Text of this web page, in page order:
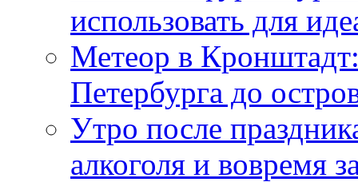
использовать для
Метеор в
Петербурга до
Утро после
алкоголя и вовремя